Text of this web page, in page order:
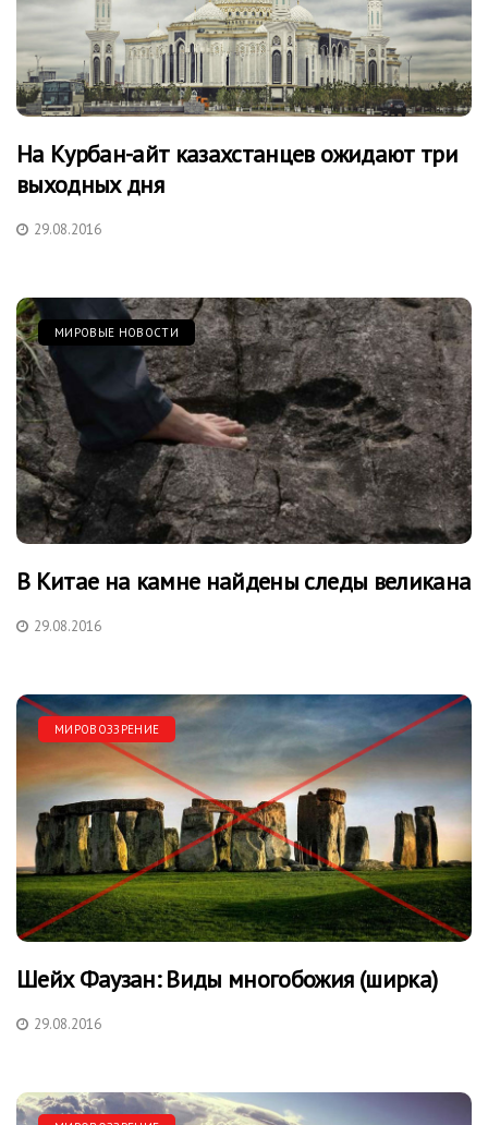
На Курбан-айт казахстанцев ожидают три
выходных дня
29.08.2016
МИРОВЫЕ НОВОСТИ
В Китае на камне найдены следы великана
29.08.2016
МИРОВОЗЗРЕНИЕ
Шейх Фаузан: Виды многобожия (ширка)
29.08.2016